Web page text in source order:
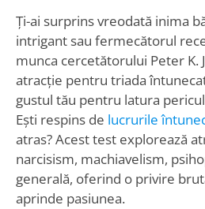
Ți-ai surprins vreodată inima
intrigant sau fermecătorul
munca cercetătorului Peter K.
atracție pentru triada
gustul tău pentru latura
Ești respins de lucrurile
atras? Acest test explorează
narcisism, machiavelism,
generală, oferind o privire
aprinde pasiunea.